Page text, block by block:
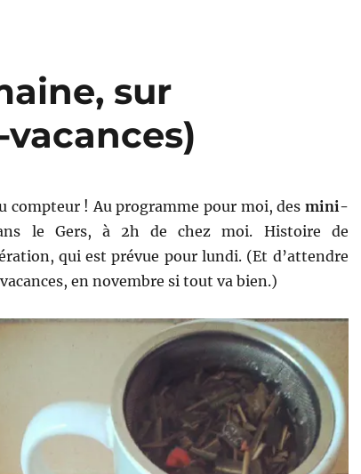
sur
compteur ! Au programme pour moi, des mini-
le Gers, à 2h de chez moi. Histoire de
qui est prévue pour lundi. (Et d’attendre
en novembre si tout va bien.)